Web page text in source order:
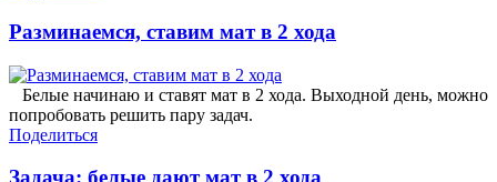
Разминаемся, ставим мат в 2 хода
Белые начинаю и ставят мат в 2 хода. Выходной день, можно
попробовать решить пару задач.
Поделиться
Задача: белые дают мат в 2 хода